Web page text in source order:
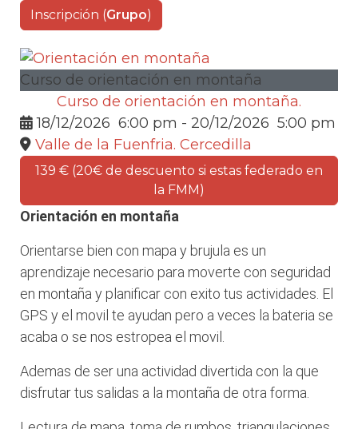
Inscripción (Grupo)
Curso de orientación en montaña
Curso de orientación en montaña.
18/12/2026 6:00 pm - 20/12/2026 5:00 pm
Valle de la Fuenfria. Cercedilla
139 € (20€ de descuento si estas federado en
la FMM)
Orientación en montaña
Orientarse bien con mapa y brujula es un
aprendizaje necesario para moverte con seguridad
en montaña y planificar con exito tus actividades. El
GPS y el movil te ayudan pero a veces la bateria se
acaba o se nos estropea el movil.
Ademas de ser una actividad divertida con la que
disfrutar tus salidas a la montaña de otra forma.